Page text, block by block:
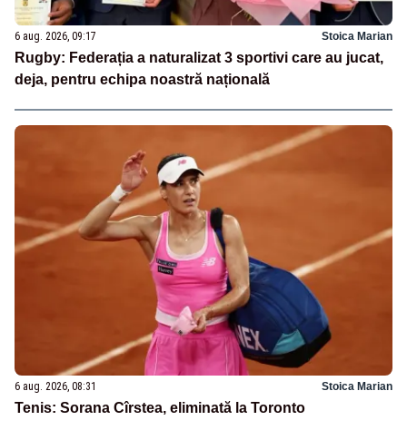
6 aug. 2026, 09:17 Stoica Marian
Rugby: Federația a naturalizat 3 sportivi care au jucat,
deja, pentru echipa noastră națională
6 aug. 2026, 08:31 Stoica Marian
Tenis: Sorana Cîrstea, eliminată la Toronto